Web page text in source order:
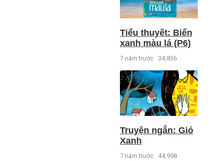
Tiểu thuyết: Biển
xanh màu lá (P6)
7 năm trước 34,836
Truyện ngắn: Gió
Xanh
7 năm trước 44,998